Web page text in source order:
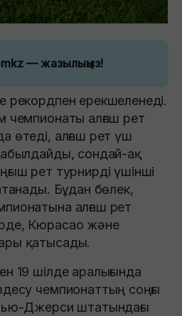
— жазылыңыз!
рекордпен ерекшеленеді.
чемпионаты алғаш рет
өтеді, алғаш рет үш
сондай-ақ
рет турнирді үшінші
Бұдан бөлек,
алғаш рет
Кюрасао және
қатысады.
19 шілде аралығында
чемпионаттың соңғы
Джерси штатындағы